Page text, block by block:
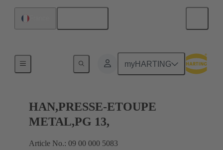
myHARTING
Presse-étoupes
HAN,PRESSE-ETOUPE
METAL,PG 13,
Article No.: 09 00 000 5083